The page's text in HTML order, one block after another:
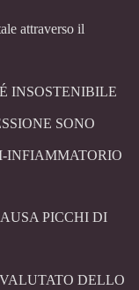
attraverso il
INSOSTENIBILE
SONO
INFIAMMATORIO
PICCHI DI
DELLO